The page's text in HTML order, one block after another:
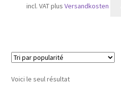
incl. VATplusVersandkosten
Voici le seul résultat